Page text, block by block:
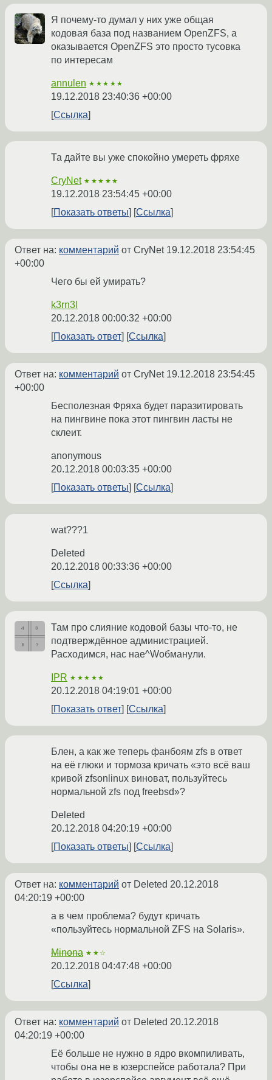
Я почему-то думал у них уже общая
кодовая база под названием OpenZFS, а
оказывается OpenZFS это просто тусовка
по интересам
annulen ★★★★★
19.12.2018 23:40:36 +00:00
Ссылка
Та дайте вы уже спокойно умереть фряхе
CryNet ★★★★★
19.12.2018 23:54:45 +00:00
Показать ответы
Ссылка
Ответ на: комментарий от CryNet 19.12.2018 23:54:45
+00:00
Чего бы ей умирать?
k3rn3l
20.12.2018 00:00:32 +00:00
Показать ответ
Ссылка
Ответ на: комментарий от CryNet 19.12.2018 23:54:45
+00:00
Бесполезная Фряха будет паразитировать
на пингвине пока этот пингвин ласты не
склеит.
anonymous
20.12.2018 00:03:35 +00:00
Показать ответы
Ссылка
wat???1
Deleted
20.12.2018 00:33:36 +00:00
Ссылка
Там про слияние кодовой базы что-то, не
подтверждённое администрацией.
Расходимся, нас нае^Wобманули.
IPR ★★★★★
20.12.2018 04:19:01 +00:00
Показать ответ
Ссылка
Блен, а как же теперь фанбоям zfs в ответ
на её глюки и тормоза кричать «это всё ваш
кривой zfsonlinux виноват, пользуйтесь
нормальной zfs под freebsd»?
Deleted
20.12.2018 04:20:19 +00:00
Показать ответы
Ссылка
Ответ на: комментарий от Deleted 20.12.2018
04:20:19 +00:00
а в чем проблема? будут кричать
«пользуйтесь нормальной ZFS на Solaris».
Minona ★★☆
20.12.2018 04:47:48 +00:00
Ссылка
Ответ на: комментарий от Deleted 20.12.2018
04:20:19 +00:00
Её больше не нужно в ядро вкомпиливать,
чтобы она не в юзерспейсе работала? При